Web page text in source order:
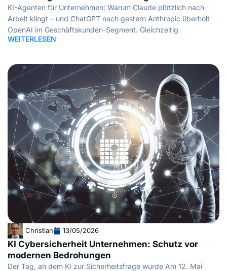
KI-Agenten für Unternehmen: Warum Claude plötzlich nach
Arbeit klingt – und ChatGPT nach gestern Anthropic überholt
OpenAI im Geschäftskunden-Segment. Gleichzeitig
WEITERLESEN
Christian 13/05/2026
KI Cybersicherheit Unternehmen: Schutz vor
modernen Bedrohungen
Der Tag, an dem KI zur Sicherheitsfrage wurde Am 12. Mai